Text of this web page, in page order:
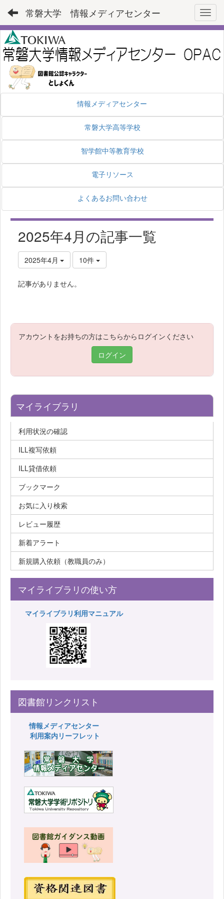
常磐大学 情報メディアセンター
情報メディアセンター
常磐大学高等学校
智学館中等教育学校
電子リソース
よくあるお問い合わせ
2025年4月の記事一覧
2025年4月 10件
記事がありません。
アカウントをお持ちの方はこちらからログインください
ログイン
マイライブラリ
利用状況の確認
ILL複写依頼
ILL貸借依頼
ブックマーク
お気に入り検索
レビュー履歴
新着アラート
新規購入依頼（教職員のみ）
マイライブラリの使い方
マイライブラリ利用マニュアル
図書館リンクリスト
情報メディアセンター
利用案内リーフレット